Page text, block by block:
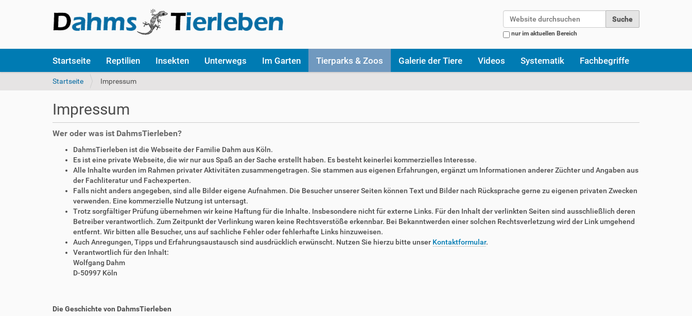
nur im aktuellen Bereich
k
Startseite Reptilien Insekten Unterwegs Im Garten Tierparks & Zoos Galerie der Tiere Videos Systematik Fachbegriffe
S
i
n
Startseite Impressum
Impressum
Wer oder was ist DahmsTierleben?
DahmsTierleben ist die Webseite der Familie Dahm aus Köln.
Es ist eine private Webseite, die wir nur aus Spaß an der Sache erstellt haben. Es besteht keinerlei kommerzielles Interesse.
Alle Inhalte wurden im Rahmen privater Aktivitäten zusammengetragen. Sie stammen aus eigenen Erfahrungen, ergänzt um Informationen anderer Züchter und Angaben aus
der Fachliteratur und Fachexperten.
Falls nicht anders angegeben, sind alle Bilder eigene Aufnahmen. Die Besucher unserer Seiten können Text und Bilder nach Rücksprache gerne zu eigenen privaten Zwecken
verwenden. Eine kommerzielle Nutzung ist untersagt.
Trotz sorgfältiger Prüfung übernehmen wir keine Haftung für die Inhalte. Insbesondere nicht für externe Links. Für den Inhalt der verlinkten Seiten sind ausschließlich deren
Betreiber verantwortlich. Zum Zeitpunkt der Verlinkung waren keine Rechtsverstöße erkennbar. Bei Bekanntwerden einer solchen Rechtsverletzung wird der Link umgehend
entfernt. Wir bitten alle Besucher, uns auf sachliche Fehler oder fehlerhafte Links hinzuweisen.
Auch Anregungen, Tipps und Erfahrungsaustausch sind ausdrücklich erwünscht. Nutzen Sie hierzu bitte unser Kontaktformular.
Verantwortlich für den Inhalt:
Wolfgang Dahm
D-50997 Köln
Die Geschichte von DahmsTierleben